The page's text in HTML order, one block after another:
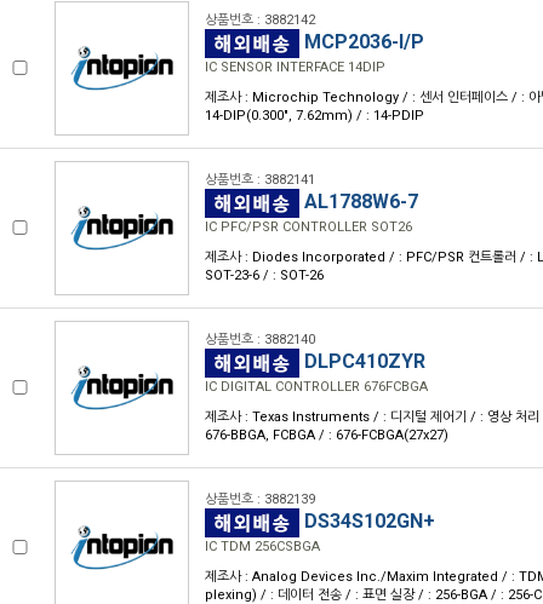
상품번호 : 3882142
MCP2036-I/P
IC SENSOR INTERFACE 14DIP
제조사 : Microchip Technology / : 센서 인터페이스 / : 아
14-DIP(0.300", 7.62mm) / : 14-PDIP
상품번호 : 3882141
AL1788W6-7
IC PFC/PSR CONTROLLER SOT26
제조사 : Diodes Incorporated / : PFC/PSR 컨트롤러 / :
SOT-23-6 / : SOT-26
상품번호 : 3882140
DLPC410ZYR
IC DIGITAL CONTROLLER 676FCBGA
제조사 : Texas Instruments / : 디지털 제어기 / : 영상 처리
676-BBGA, FCBGA / : 676-FCBGA(27x27)
상품번호 : 3882139
DS34S102GN+
IC TDM 256CSBGA
제조사 : Analog Devices Inc./Maxim Integrated / :
plexing) / : 데이터 전송 / : 표면 실장 / : 256-BGA / : 256-